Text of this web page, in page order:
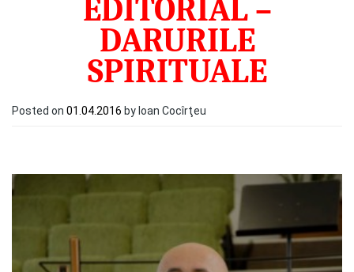
EDITORIAL –
DARURILE
SPIRITUALE
Posted on 01.04.2016 by Ioan Cocîrţeu